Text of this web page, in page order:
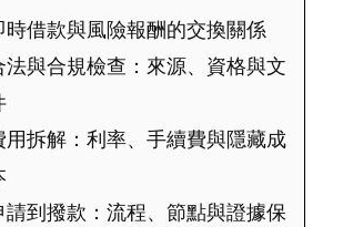
時借款與風險報酬的交換關係
法與合規檢查：來源、資格與文
用拆解：利率、手續費與隱藏成
請到撥款：流程、節點與證據保